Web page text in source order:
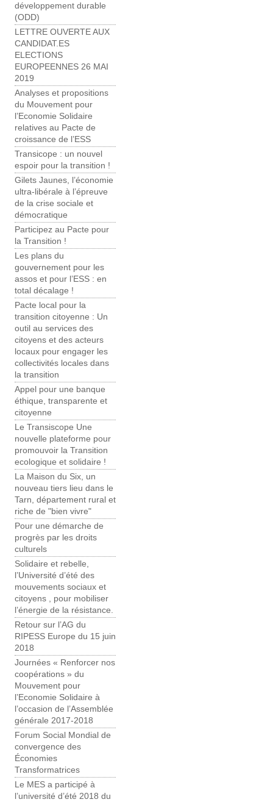
développement durable
(ODD)
LETTRE OUVERTE AUX
CANDIDAT.ES
ELECTIONS
EUROPEENNES 26 MAI
2019
Analyses et propositions
du Mouvement pour
l’Economie Solidaire
relatives au Pacte de
croissance de l’ESS
Transicope : un nouvel
espoir pour la transition !
Gilets Jaunes, l’économie
ultra-libérale à l’épreuve
de la crise sociale et
démocratique
Participez au Pacte pour
la Transition !
Les plans du
gouvernement pour les
assos et pour l’ESS : en
total décalage !
Pacte local pour la
transition citoyenne : Un
outil au services des
citoyens et des acteurs
locaux pour engager les
collectivités locales dans
la transition
Appel pour une banque
éthique, transparente et
citoyenne
Le Transiscope Une
nouvelle plateforme pour
promouvoir la Transition
ecologique et solidaire !
La Maison du Six, un
nouveau tiers lieu dans le
Tarn, département rural et
riche de "bien vivre"
Pour une démarche de
progrès par les droits
culturels
Solidaire et rebelle,
l’Université d’été des
mouvements sociaux et
citoyens , pour mobiliser
l’énergie de la résistance.
Retour sur l’AG du
RIPESS Europe du 15 juin
2018
Journées « Renforcer nos
coopérations » du
Mouvement pour
l’Economie Solidaire à
l’occasion de l’Assemblée
générale 2017-2018
Forum Social Mondial de
convergence des
Économies
Transformatrices
Le MES a participé à
l’université d’été 2018 du